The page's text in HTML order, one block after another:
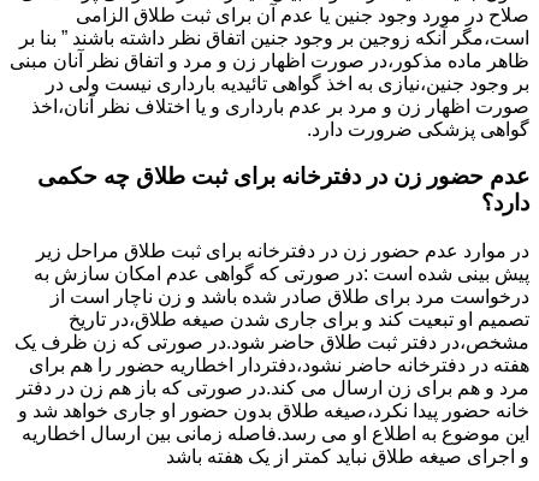
صلاح در مورد وجود جنین یا عدم آن برای ثبت طلاق الزامی
است،مگر آنکه زوجین بر وجود جنین اتفاق نظر داشته باشند ” بنا بر
ظاهر ماده مذکور،در صورت اظهار زن و مرد و اتفاق نظر آنان مبنی
بر وجود جنین،نیازی به اخذ گواهی تائیدیه بارداری نیست ولی در
صورت اظهار زن و مرد بر عدم بارداری و یا اختلاف نظر آنان،اخذ
گواهی پزشکی ضرورت دارد.
عدم حضور زن در دفترخانه برای ثبت طلاق چه حکمی
دارد؟
در موارد عدم حضور زن در دفترخانه برای ثبت طلاق مراحل زیر
پیش بینی شده است :در صورتی که گواهی عدم امکان سازش به
درخواست مرد برای طلاق صادر شده باشد و زن ناچار است از
تصمیم او تبعیت کند و برای جاری شدن صیغه طلاق،در تاریخ
مشخص،در دفتر ثبت طلاق حاضر شود.در صورتی که زن ظرف یک
هفته در دفترخانه حاضر نشود،دفتردار اخطاریه حضور را هم برای
مرد و هم برای زن ارسال می کند.در صورتی که باز هم زن در دفتر
خانه حضور پیدا نکرد،صیغه طلاق بدون حضور او جاری خواهد شد و
این موضوع به اطلاع او می رسد.فاصله زمانی بین ارسال اخطاریه
و اجرای صیغه طلاق نباید کمتر از یک هفته باشد